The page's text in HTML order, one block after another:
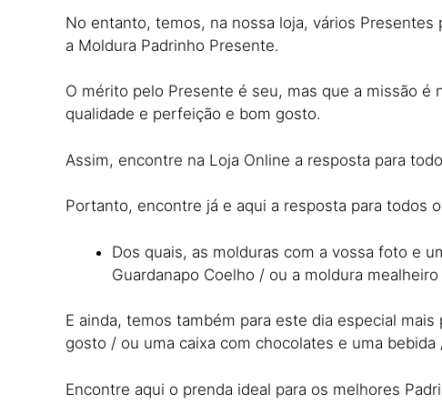
No entanto, temos, na nossa loja, vários
a Moldura Padrinho Presente.
O mérito pelo Presente é seu, mas que a missão
qualidade e perfeição e bom gosto.
Assim, encontre na Loja Online a resposta para
Portanto, encontre já e aqui a resposta para todos
Dos quais, as molduras com a vossa foto e
Guardanapo Coelho / ou a moldura
E ainda, temos também para este dia especial
gosto / ou uma caixa com chocolates e uma
Encontre aqui o prenda ideal para os melhores